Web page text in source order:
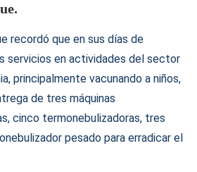
recordó que en sus días de
servicios en actividades del sector
principalmente vacunando a niños,
de tres máquinas
cinco termonebulizadoras, tres
pesado para erradicar el